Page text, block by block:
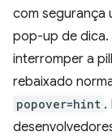
com segurança
pop-up de dica.
interromper a
rebaixado
popover=hint .